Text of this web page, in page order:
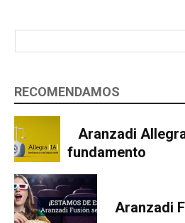
RECOMENDAMOS
Aranzadi
fundamento
Aranzadi